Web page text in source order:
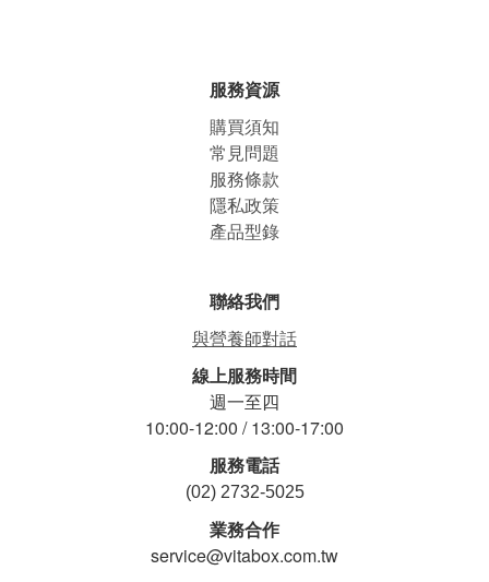
服務資源
購買須知
常見問題
服務條款
隱私政策
產品型錄
聯絡我們
與營養師對話
線上服務時間
週一至四
10:00-12:00 / 13:00-17:00
服務電話
(02) 2732-5025
業務合作
service@vitabox.com.tw